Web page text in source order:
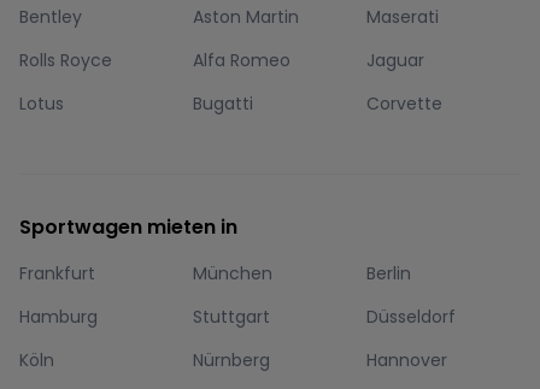
Bentley
Aston Martin
Maserati
Rolls Royce
Alfa Romeo
Jaguar
Lotus
Bugatti Corvette
Sportwagen mieten in
Frankfurt München
Berlin
Hamburg
Stuttgart
Düsseldorf
Köln
Nürnberg
Hannover